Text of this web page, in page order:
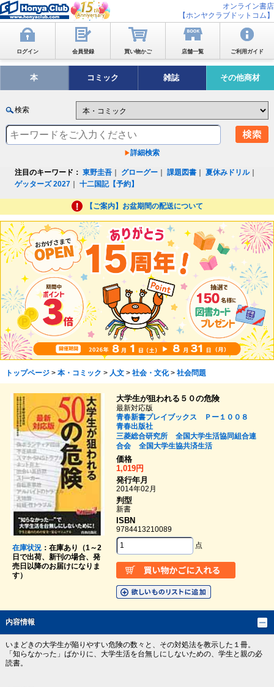
オンライン書店
【ホンヤクラブドットコム】
ログイン 会員登録 買い物かご 店舗一覧 ご利用ガイド
本 コミック 雑誌 その他商材
検索
詳細検索
注目のキーワード： 東野圭吾 グローグー ｜課題図書 ｜夏休みドリル｜
ゲッターズ 2027 ｜十二国記【予約】
【ご案内】お盆期間の配送について
トップページ> 本・コミック > 人文> 社会・文化> 社会問題
在庫状況：在庫あり（1～2
日で出荷、新刊の場合、発
売日以降のお届けになりま
す）
大学生が狙われる５０の危険
最新対応版
青春新書プレイブックス Ｐー１００８
青春出版社
三菱総合研究所
全国大学生活協同組合連
合会
全国大学生協共済生活
価格
1,019円
発行年月
2014年02月
判型
新書
ISBN
9784413210089
点
内容情報
いまどきの大学生が陥りやすい危険の数々と、その対処法を教示した１冊。
「知らなかった」ばかりに、大学生活を台無しにしないための、学生と親の必
読書。